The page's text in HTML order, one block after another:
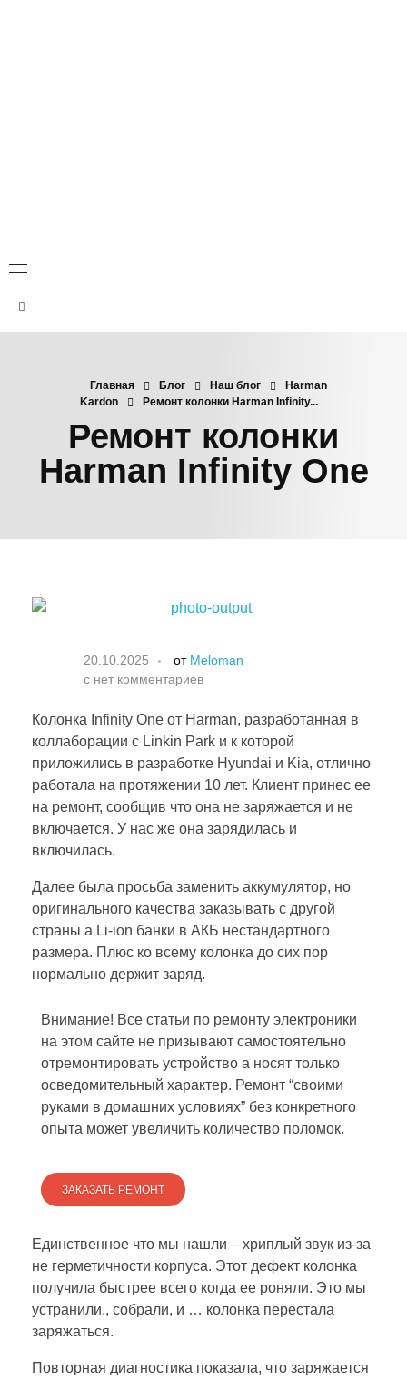
Главная Блог Наш блог
Harman
Kardon
Ремонт колонки Harman Infinity...
Ремонт колонки
Harman Infinity One
20.10.2025 от Meloman
с нет комментариев
Колонка Infinity One от Harman, разработанная в
коллаборации с Linkin Park и к которой
приложились в разработке Hyundai и Kia, отлично
работала на протяжении 10 лет. Клиент принес ее
на ремонт, сообщив что она не заряжается и не
включается. У нас же она зарядилась и
включилась.
Далее была просьба заменить аккумулятор, но
оригинального качества заказывать с другой
страны а Li-ion банки в АКБ нестандартного
размера. Плюс ко всему колонка до сих пор
нормально держит заряд.
Внимание! Все статьи по ремонту электроники
на этом сайте не призывают самостоятельно
отремонтировать устройство а носят только
осведомительный характер. Ремонт “своими
руками в домашних условиях” без конкретного
опыта может увеличить количество поломок.
ЗАКАЗАТЬ РЕМОНТ
Единственное что мы нашли – хриплый звук из-за
не герметичности корпуса. Этот дефект колонка
получила быстрее всего когда ее роняли. Это мы
устранили., собрали, и … колонка перестала
заряжаться.
Повторная диагностика показала, что заряжается